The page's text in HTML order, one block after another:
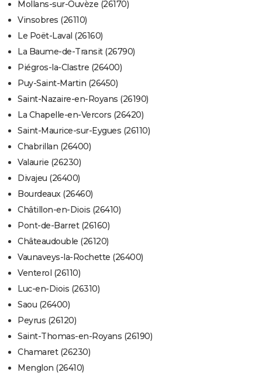
Mollans-sur-Ouvèze (26170)
Vinsobres (26110)
Le Poët-Laval (26160)
La Baume-de-Transit (26790)
Piégros-la-Clastre (26400)
Puy-Saint-Martin (26450)
Saint-Nazaire-en-Royans (26190)
La Chapelle-en-Vercors (26420)
Saint-Maurice-sur-Eygues (26110)
Chabrillan (26400)
Valaurie (26230)
Divajeu (26400)
Bourdeaux (26460)
Châtillon-en-Diois (26410)
Pont-de-Barret (26160)
Châteaudouble (26120)
Vaunaveys-la-Rochette (26400)
Venterol (26110)
Luc-en-Diois (26310)
Saou (26400)
Peyrus (26120)
Saint-Thomas-en-Royans (26190)
Chamaret (26230)
Menglon (26410)